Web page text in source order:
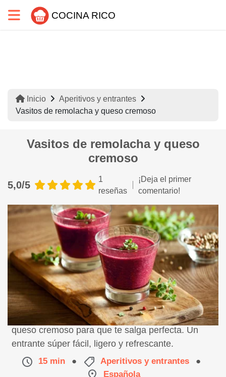
COCINA RICO
Inicio
Aperitivos y entrantes
Vasitos de remolacha y queso cremoso
Vasitos de remolacha y queso
cremoso
5,0/5
1
reseñas
¡Deja el primer
comentario!
Receta paso a paso de vasitos de remolacha y
queso cremoso para que te salga perfecta. Un
entrante súper fácil, ligero y refrescante.
15 min ● Aperitivos y entrantes
●
Española